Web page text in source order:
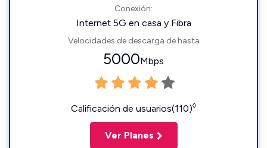
Conexión:
Internet 5G en casa y Fibra
Velocidades de descarga de hasta
5000Mbps
Calificación de usuarios(110)◊
Ver Planes